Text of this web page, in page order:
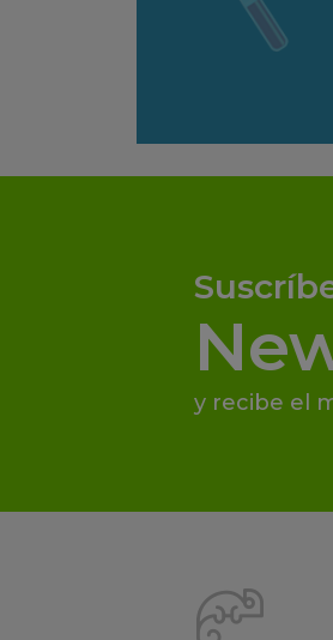
y recibe el